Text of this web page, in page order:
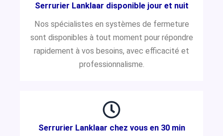
Serrurier Lanklaar disponible jour et nuit
Nos spécialistes en systèmes de fermeture
sont disponibles à tout moment pour répondre
rapidement à vos besoins, avec efficacité et
professionnalisme.
Serrurier Lanklaar chez vous en 30 min